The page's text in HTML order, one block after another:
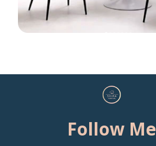
Follow Me